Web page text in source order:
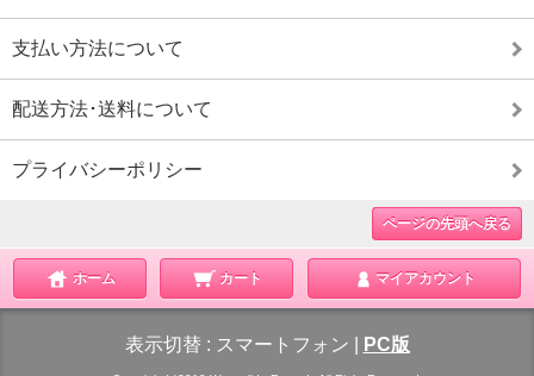
支払い方法について
配送方法･送料について
プライバシーポリシー
ページの先頭へ戻る
ホーム カート マイアカウント
表示切替 : スマートフォン PC版